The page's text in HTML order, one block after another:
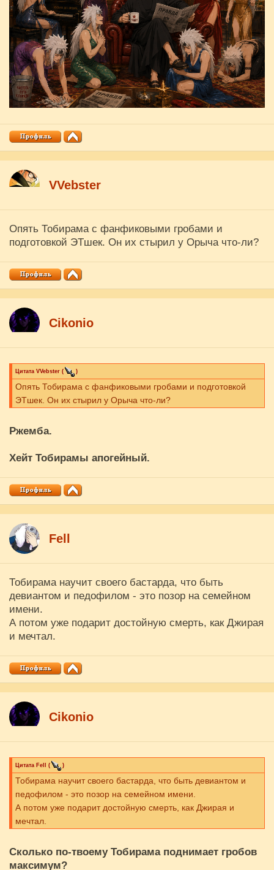
VVebster
Опять Тобирама с фанфиковыми гробами и
подготовкой ЭТшек. Он их стырил у Орыча что-ли?
Cikоnio
Цитата VVebster ( )
Опять Тобирама с фанфиковыми гробами и подготовкой
ЭТшек. Он их стырил у Орыча что-ли?
Ржемба.
Хейт Тобирамы апогейный.
Fell
Тобирама научит своего бастарда, что быть
девиантом и педофилом - это позор на семейном
имени.
А потом уже подарит достойную смерть, как Джирая
и мечтал.
Cikоnio
Цитата Fell ( )
Тобирама научит своего бастарда, что быть девиантом и
педофилом - это позор на семейном имени.
А потом уже подарит достойную смерть, как Джирая и
мечтал.
Сколько по-твоему Тобирама поднимает гробов
максимум?